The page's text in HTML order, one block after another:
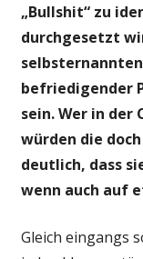
„Bullshit“ zu
durchgesetzt
befriedigender
sein. Wer in der
würden die
deutlich, dass
wenn auch auf
Gleich eingangs